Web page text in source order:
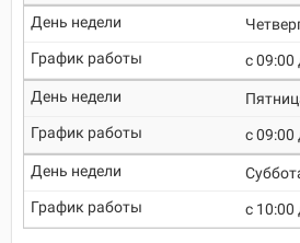
c 09:00
c 09:00
c 10:00